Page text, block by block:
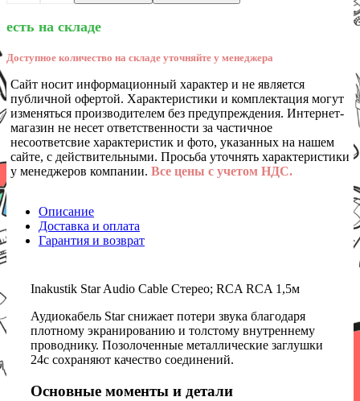
есть на складе
Доступное количество на складе уточняйте у менеджера
Сайт носит информационный характер и не является
публичной офертой. Характеристики и комплектация могут
изменяться производителем без предупреждения. Интернет-
магазин не несет ответственности за частичное
несоответсвие характеристик и фото, указанных на нашем
сайте, с действительными. Просьба уточнять характеристики
у менеджеров компании. Все цены с учетом НДС.
Описание
Доставка и оплата
Гарантия и возврат
Inakustik Star Audio Cable Стерео; RCA RCA 1,5м
Аудиокабель Star снижает потери звука благодаря
плотному экранированию и толстому внутреннему
проводнику. Позолоченные металлические заглушки
24c сохраняют качество соединений.
Основные моменты и детали